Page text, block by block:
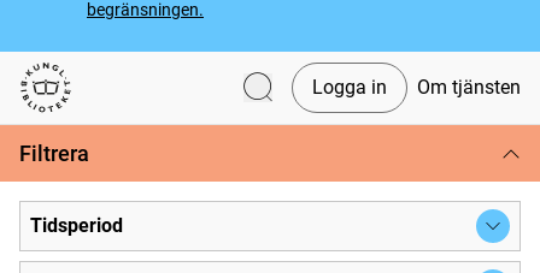
begränsningen.
Svenska tidningar
Logga in Om tjänsten
Filtrera
Tidsperiod